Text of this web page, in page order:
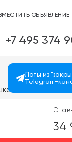
ОБЪЯВЛЕНИЕ
+7 495 374
5 мин.)
34
Лоты из
Telegram-